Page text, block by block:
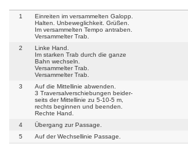
1
Einreiten im versammelten Galopp.
Halten. Unbeweglichkeit. Grüßen.
Im versammelten Tempo antraben.
Versammelter Trab.
2
Linke Hand.
Im starken Trab durch die ganze
Bahn wechseln.
Versammelter Trab.
Versammelter Trab.
3
Auf die Mittellinie abwenden.
3 Traversalverschiebungen beider-
seits der Mittellinie zu 5-10-5 m,
rechts beginnen und beenden.
Rechte Hand.
4
Übergang zur Passage.
5
Auf der Wechsellinie Passage.